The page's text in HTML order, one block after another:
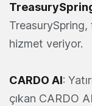
hizmet veriyor.
CARDO AI:
çıkan CARDO